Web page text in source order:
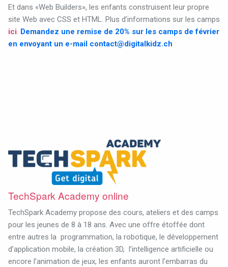
Et dans «Web Builders», les enfants construisent leur propre
site Web avec CSS et HTML. Plus d’informations sur les camps
ici. Demandez une remise de 20% sur les camps de février
en envoyant un e-mail contact@digitalkidz.ch
TechSpark Academy online
TechSpark Academy propose des cours, ateliers et des camps
pour les jeunes de 8 à 18 ans. Avec une offre étoffée dont
entre autres la programmation, la robotique, le développement
d’application mobile, la création 3D,
l’intelligence artificielle ou
encore l’animation de jeux, les enfants auront l’embarras du